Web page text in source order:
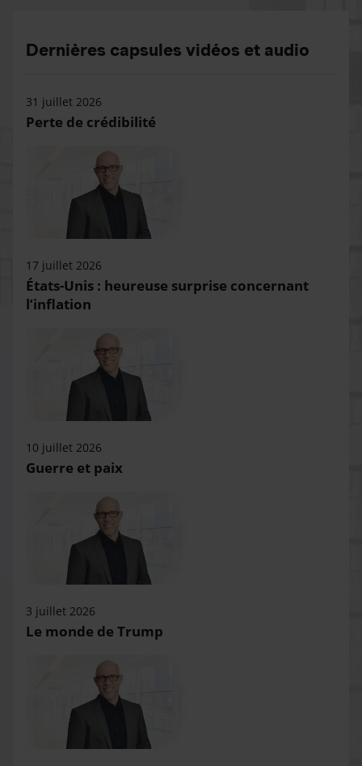
Dernières capsules vidéos et audio
31 juillet 2026
Perte de crédibilité
17 juillet 2026
États-Unis : heureuse surprise concernant
l’inflation
10 juillet 2026
Guerre et paix
3 juillet 2026
Le monde de Trump